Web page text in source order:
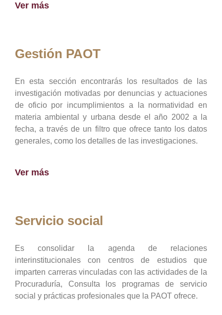
Ver más
Gestión PAOT
En esta sección encontrarás los resultados de las
investigación motivadas por denuncias y actuaciones
de oficio por incumplimientos a la normatividad en
materia ambiental y urbana desde el año 2002 a la
fecha, a través de un filtro que ofrece tanto los datos
generales, como los detalles de las investigaciones.
Ver más
Servicio social
Es consolidar la agenda de relaciones
interinstitucionales con centros de estudios que
imparten carreras vinculadas con las actividades de la
Procuraduría, Consulta los programas de servicio
social y prácticas profesionales que la PAOT ofrece.